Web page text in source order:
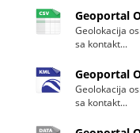
Geoportal
Geolokacija
sa kontakt...
Geoportal
Geolokacija
sa kontakt...